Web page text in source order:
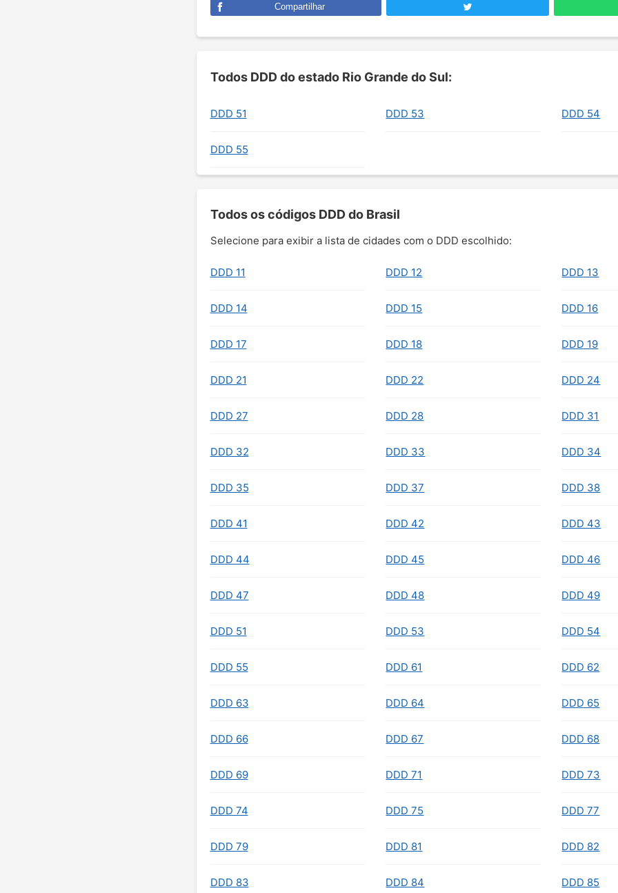
Compartilhar
Todos DDD do estado Rio Grande do Sul:
DDD 51 DDD 53 DDD 54
DDD 55
Todos os códigos DDD do Brasil
Selecione para exibir a lista de cidades com o DDD escolhido:
DDD 11 DDD 12 DDD 13
DDD 14 DDD 15 DDD 16
DDD 17 DDD 18 DDD 19
DDD 21 DDD 22 DDD 24
DDD 27 DDD 28 DDD 31
DDD 32 DDD 33 DDD 34
DDD 35 DDD 37 DDD 38
DDD 41 DDD 42 DDD 43
DDD 44 DDD 45 DDD 46
DDD 47 DDD 48 DDD 49
DDD 51 DDD 53 DDD 54
DDD 55 DDD 61 DDD 62
DDD 63 DDD 64 DDD 65
DDD 66 DDD 67 DDD 68
DDD 69 DDD 71 DDD 73
DDD 74 DDD 75 DDD 77
DDD 79 DDD 81 DDD 82
DDD 83 DDD 84 DDD 85